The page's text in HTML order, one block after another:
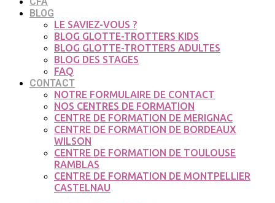
BLOG
LE SAVIEZ-VOUS ?
BLOG GLOTTE-TROTTERS KIDS
BLOG GLOTTE-TROTTERS ADULTES
BLOG DES STAGES
FAQ
CONTACT
NOTRE FORMULAIRE DE CONTACT
NOS CENTRES DE FORMATION
CENTRE DE FORMATION DE MERIGNAC
CENTRE DE FORMATION DE BORDEAUX
WILSON
CENTRE DE FORMATION DE TOULOUSE
RAMBLAS
CENTRE DE FORMATION DE MONTPELLIER
CASTELNAU